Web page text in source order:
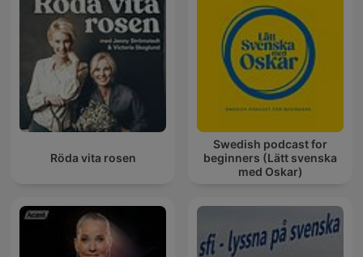
Röda vita rosen
Swedish podcast for
beginners (Lätt svenska
med Oskar)